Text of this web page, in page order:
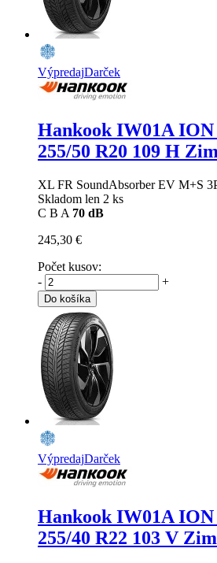
VýpredajDarček
Hankook IW01A
255/50 R20 109 H
XL FR SoundAbsorber EV M+S
Skladom len 2 ks
C B A 70 dB
245,30 €
Počet kusov:
-
+
Do košíka
VýpredajDarček
Hankook IW01A
255/40 R22 103 V